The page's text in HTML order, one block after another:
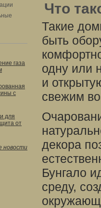
газа
с
для
от
новости
Что
Такие
быть
одну или
и
свежим
декора
Бунгало
среду,